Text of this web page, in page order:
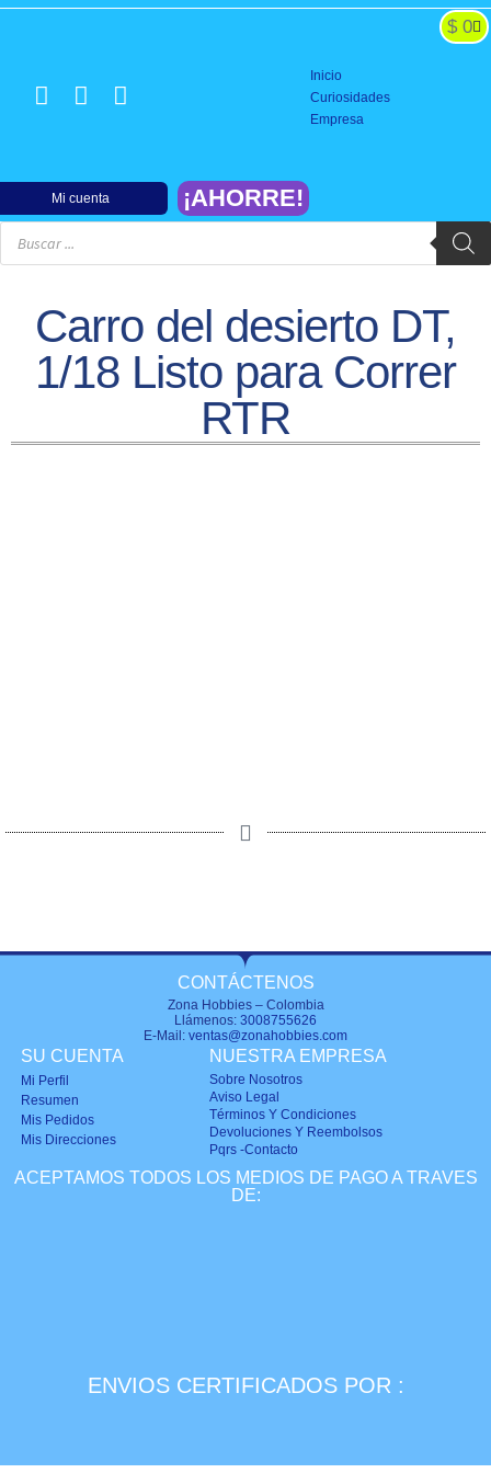
$ 0
¡AHORRE!
Mi cuenta
Inicio
Curiosidades
Empresa
Carro del desierto DT,
1/18 Listo para Correr
RTR
CONTÁCTENOS
Zona Hobbies – Colombia
Llámenos: 3008755626
E-Mail: ventas@zonahobbies.com
SU CUENTA
Mi Perfil
Resumen
Mis Pedidos
Mis Direcciones
NUESTRA EMPRESA
Sobre Nosotros
Aviso Legal
Términos Y Condiciones
Devoluciones Y Reembolsos
Pqrs -Contacto
ACEPTAMOS TODOS LOS MEDIOS DE PAGO A TRAVES
DE:
ENVIOS CERTIFICADOS POR :